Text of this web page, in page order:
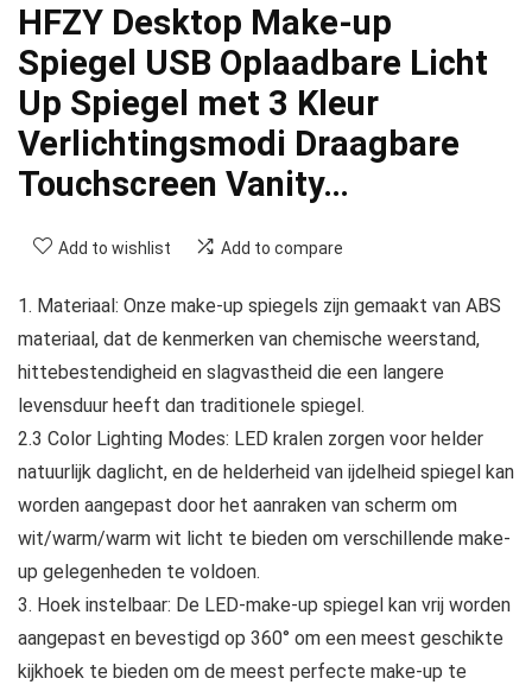
HFZY Desktop Make-up
Spiegel USB Oplaadbare Licht
Up Spiegel met 3 Kleur
Verlichtingsmodi Draagbare
Touchscreen Vanity…
Add to wishlist Add to compare
1. Materiaal: Onze make-up spiegels zijn gemaakt van ABS
materiaal, dat de kenmerken van chemische weerstand,
hittebestendigheid en slagvastheid die een langere
levensduur heeft dan traditionele spiegel.
2.3 Color Lighting Modes: LED kralen zorgen voor helder
natuurlijk daglicht, en de helderheid van ijdelheid spiegel kan
worden aangepast door het aanraken van scherm om
wit/warm/warm wit licht te bieden om verschillende make-
up gelegenheden te voldoen.
3. Hoek instelbaar: De LED-make-up spiegel kan vrij worden
aangepast en bevestigd op 360° om een meest geschikte
kijkhoek te bieden om de meest perfecte make-up te